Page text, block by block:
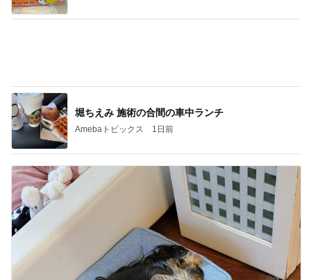
堀ちえみ 施術の合間の車中ランチ
Amebaトピックス 1日前